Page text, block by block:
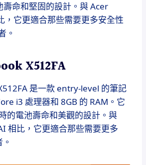
壽命和堅固的設計。與 Acer
，它更適合那些需要更多安全性
。
X512FA
是一款 entry-level 的筆記
i3 處理器和 8GB 的 RAM。它
的電池壽命和美觀的設計。與
相比，它更適合那些需要更多